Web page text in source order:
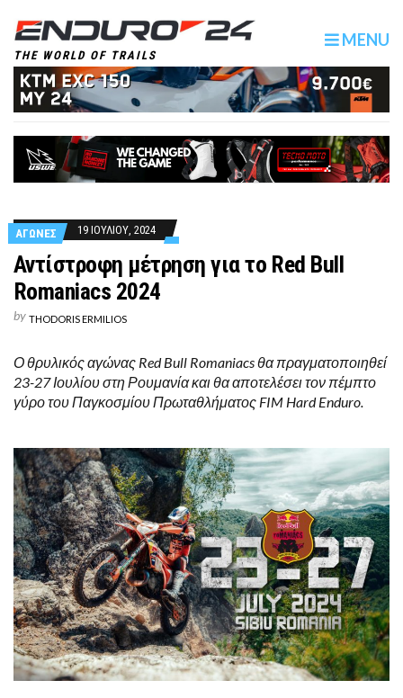
THE WORLD OF TRAILS
MENU
ΑΓΩΝΕΣ 19 ΙΟΥΛΙΟΥ, 2024
Αντίστροφη μέτρηση για το Red Bull
Romaniacs 2024
by THODORIS ERMILIOS
Ο θρυλικός αγώνας Red Bull Romaniacs θα πραγματοποιηθεί
23-27 Ιουλίου στη Ρουμανία και θα αποτελέσει τον πέμπτο
γύρο του Παγκοσμίου Πρωταθλήματος FIM Hard Enduro.